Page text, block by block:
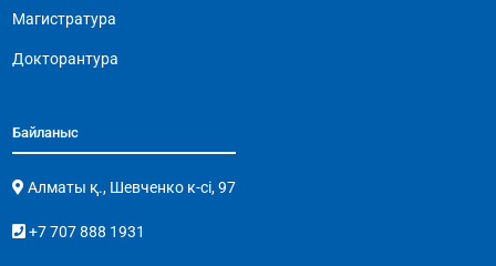
Магистратура
Докторантура
Байланыс
Алматы қ., Шевченко к-сі, 97
+7 707 888 1931